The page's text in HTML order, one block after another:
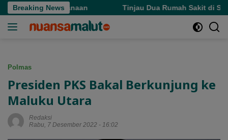
Langsung
ke
Breaking News
Kesederhanaan Tinjau Dua Rumah Sakit di Sofifi,
Polmas
Presiden PKS Bakal Berkunjung ke
Maluku Utara
Redaksi
Rabu, 7 Desember 2022 - 16:02